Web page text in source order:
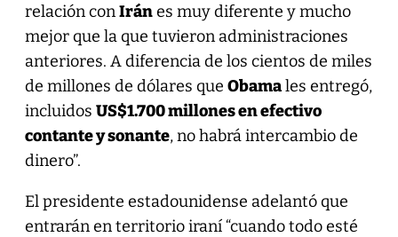
relación conIránes muy diferente y mucho
mejor que la que tuvieron administraciones
anteriores. A diferencia de los cientos de miles
de millones de dólares que Obamales entregó,
incluidos US$1.700 millones en efectivo
contante y sonante, no habrá intercambio de
dinero”.
El presidente estadounidense adelantó que
entrarán en territorio iraní “cuando todo esté